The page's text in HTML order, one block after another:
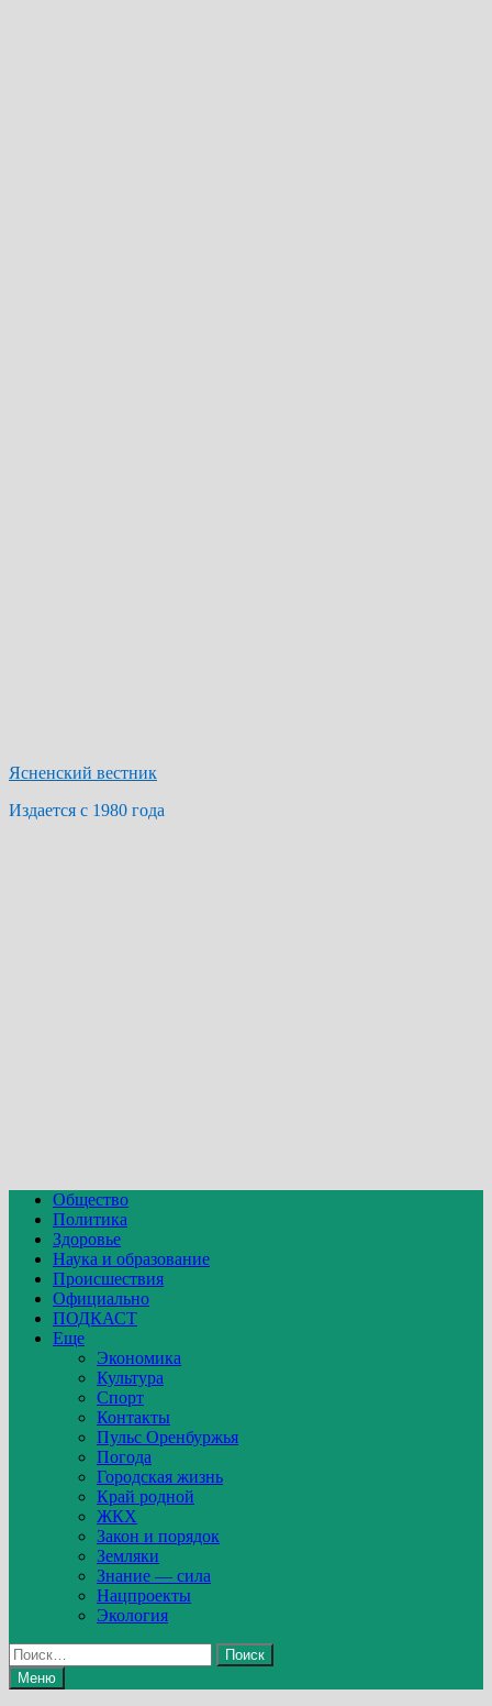
Ясненский вестник
Издается с 1980 года
Общество
Политика
Здоровье
Наука и образование
Происшествия
Официально
ПОДКАСТ
Еще
Экономика
Культура
Спорт
Контакты
Пульс Оренбуржья
Погода
Городская жизнь
Край родной
ЖКХ
Закон и порядок
Земляки
Знание — сила
Нацпроекты
Экология
Найти:
Меню